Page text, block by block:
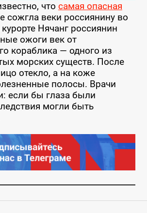
что самая опасная
сожгла веки россиянину во
Нячанг россиянин
ожоги век от
кораблика — одного из
морских существ. После
отекло, а на коже
полосы. Врачи
если бы глаза были
могли быть